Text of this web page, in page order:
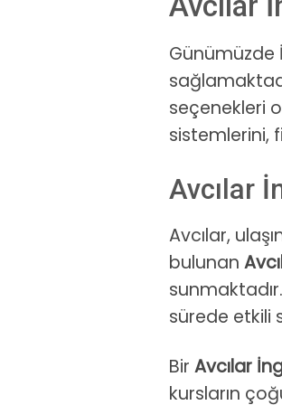
Günümüzde
seçenekleri
sistemlerini,
Avcılar
Avcılar,
bulunan
sürede etkili
Bir Avcılar
kursların